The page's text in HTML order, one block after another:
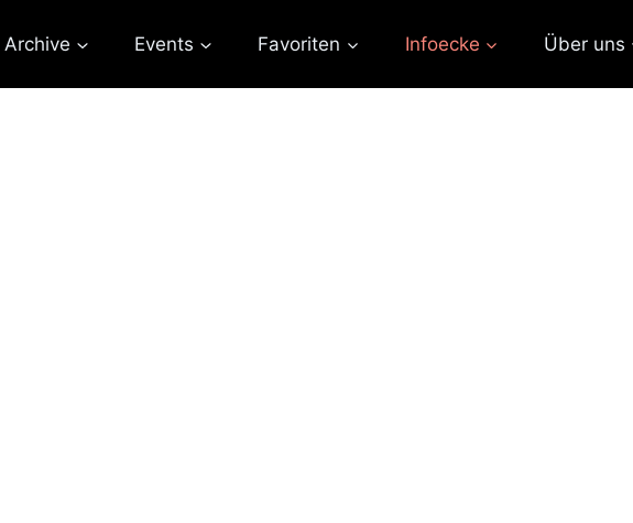
Archive Events Favoriten Infoecke Über uns